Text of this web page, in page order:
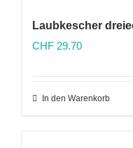
Laubkescher
CHF 29.70
In den Warenkorb